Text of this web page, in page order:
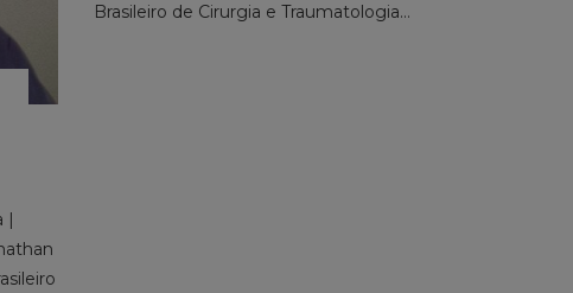
|
Brasileiro de Cirurgia e Traumatologia…